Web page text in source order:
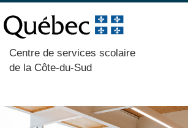
Centre de services scolaire
de la Côte-du-Sud